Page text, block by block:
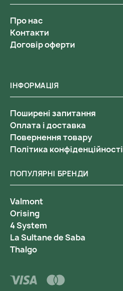
ІНФОРМАЦІЯ
Поширені запитання
Оплата і доставка
Повернення товару
Політика конфіденційності
Про нас
Контакти
Договір оферти
ПОПУЛЯРНІ БРЕНДИ
Valmont
Orising
4 System
La Sultane de Saba
Thalgo